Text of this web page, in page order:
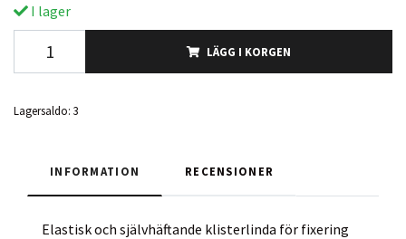
I lager
LÄGG I KORGEN
Lagersaldo: 3
INFORMATION RECENSIONER
Elastisk och självhäftande klisterlinda för fixering